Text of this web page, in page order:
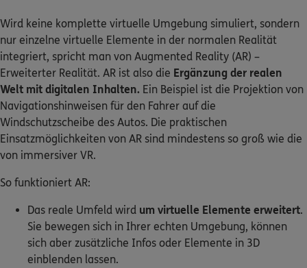
Wird keine komplette virtuelle Umgebung simuliert, sondern
nur einzelne virtuelle Elemente in der normalen Realität
integriert, spricht man von Augmented Reality (AR) –
Erweiterter Realität. AR ist also die Ergänzung der realen
Welt mit digitalen Inhalten. Ein Beispiel ist die Projektion von
Navigationshinweisen für den Fahrer auf die
Windschutzscheibe des Autos. Die praktischen
Einsatzmöglichkeiten von AR sind mindestens so groß wie die
von immersiver VR.
So funktioniert AR:
Das reale Umfeld wird um virtuelle Elemente erweitert.
Sie bewegen sich in Ihrer echten Umgebung, können
sich aber zusätzliche Infos oder Elemente in 3D
einblenden lassen.